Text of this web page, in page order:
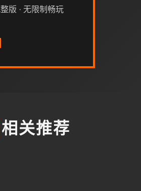
版 · 无限制畅玩
相关推荐